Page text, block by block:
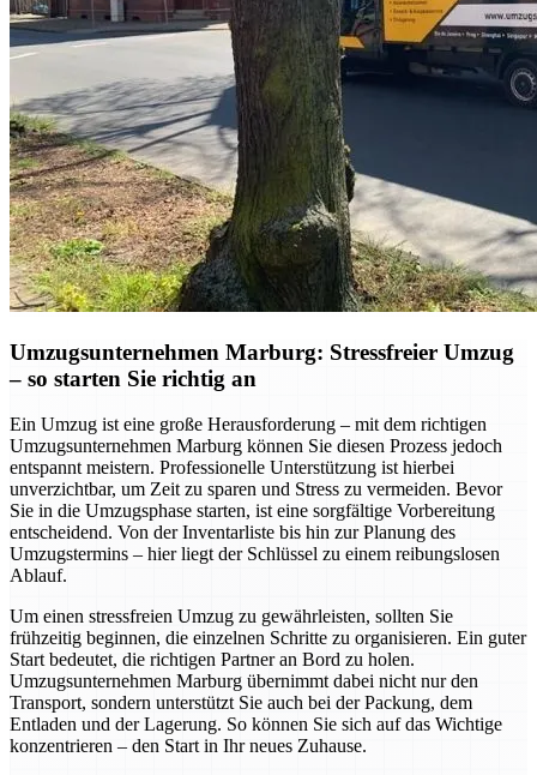
Umzugsunternehmen Marburg: Stressfreier Umzug
– so starten Sie richtig an
Ein Umzug ist eine große Herausforderung – mit dem richtigen
Umzugsunternehmen Marburg können Sie diesen Prozess jedoch
entspannt meistern. Professionelle Unterstützung ist hierbei
unverzichtbar, um Zeit zu sparen und Stress zu vermeiden. Bevor
Sie in die Umzugsphase starten, ist eine sorgfältige Vorbereitung
entscheidend. Von der Inventarliste bis hin zur Planung des
Umzugstermins – hier liegt der Schlüssel zu einem reibungslosen
Ablauf.
Um einen stressfreien Umzug zu gewährleisten, sollten Sie
frühzeitig beginnen, die einzelnen Schritte zu organisieren. Ein guter
Start bedeutet, die richtigen Partner an Bord zu holen.
Umzugsunternehmen Marburg übernimmt dabei nicht nur den
Transport, sondern unterstützt Sie auch bei der Packung, dem
Entladen und der Lagerung. So können Sie sich auf das Wichtige
konzentrieren – den Start in Ihr neues Zuhause.